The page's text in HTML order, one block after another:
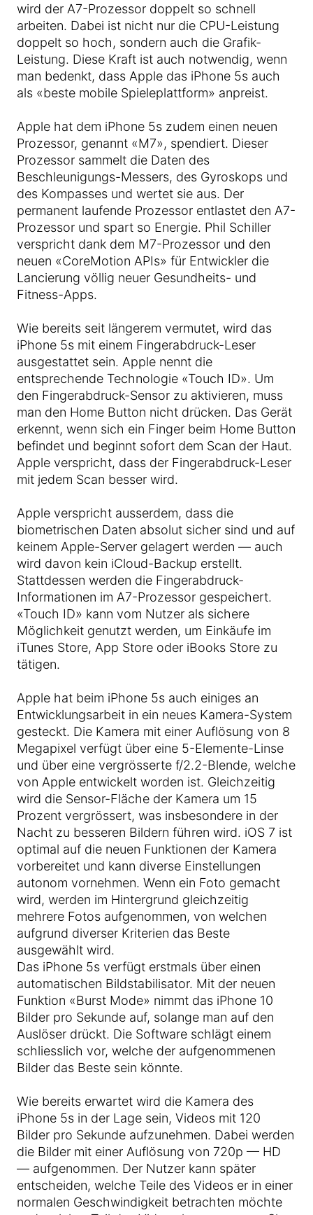
wird der A7-Prozessor doppelt so schnell
arbeiten. Dabei ist nicht nur die CPU-Leistung
doppelt so hoch, sondern auch die Grafik-
Leistung. Diese Kraft ist auch notwendig, wenn
man bedenkt, dass Apple das iPhone 5s auch
als «beste mobile Spieleplattform» anpreist.
Apple hat dem iPhone 5s zudem einen neuen
Prozessor, genannt «M7», spendiert. Dieser
Prozessor sammelt die Daten des
Beschleunigungs-Messers, des Gyroskops und
des Kompasses und wertet sie aus. Der
permanent laufende Prozessor entlastet den A7-
Prozessor und spart so Energie. Phil Schiller
verspricht dank dem M7-Prozessor und den
neuen «CoreMotion APIs» für Entwickler die
Lancierung völlig neuer Gesundheits- und
Fitness-Apps.
Wie bereits seit längerem vermutet, wird das
iPhone 5s mit einem Fingerabdruck-Leser
ausgestattet sein. Apple nennt die
entsprechende Technologie «Touch ID». Um
den Fingerabdruck-Sensor zu aktivieren, muss
man den Home Button nicht drücken. Das Gerät
erkennt, wenn sich ein Finger beim Home Button
befindet und beginnt sofort dem Scan der Haut.
Apple verspricht, dass der Fingerabdruck-Leser
mit jedem Scan besser wird.
Apple verspricht ausserdem, dass die
biometrischen Daten absolut sicher sind und auf
keinem Apple-Server gelagert werden — auch
wird davon kein iCloud-Backup erstellt.
Stattdessen werden die Fingerabdruck-
Informationen im A7-Prozessor gespeichert.
«Touch ID» kann vom Nutzer als sichere
Möglichkeit genutzt werden, um Einkäufe im
iTunes Store, App Store oder iBooks Store zu
tätigen.
Apple hat beim iPhone 5s auch einiges an
Entwicklungsarbeit in ein neues Kamera-System
gesteckt. Die Kamera mit einer Auflösung von 8
Megapixel verfügt über eine 5-Elemente-Linse
und über eine vergrösserte f/2.2-Blende, welche
von Apple entwickelt worden ist. Gleichzeitig
wird die Sensor-Fläche der Kamera um 15
Prozent vergrössert, was insbesondere in der
Nacht zu besseren Bildern führen wird. iOS 7 ist
optimal auf die neuen Funktionen der Kamera
vorbereitet und kann diverse Einstellungen
autonom vornehmen. Wenn ein Foto gemacht
wird, werden im Hintergrund gleichzeitig
mehrere Fotos aufgenommen, von welchen
aufgrund diverser Kriterien das Beste
ausgewählt wird.
Das iPhone 5s verfügt erstmals über einen
automatischen Bildstabilisator. Mit der neuen
Funktion «Burst Mode» nimmt das iPhone 10
Bilder pro Sekunde auf, solange man auf den
Auslöser drückt. Die Software schlägt einem
schliesslich vor, welche der aufgenommenen
Bilder das Beste sein könnte.
Wie bereits erwartet wird die Kamera des
iPhone 5s in der Lage sein, Videos mit 120
Bilder pro Sekunde aufzunehmen. Dabei werden
die Bilder mit einer Auflösung von 720p — HD
— aufgenommen. Der Nutzer kann später
entscheiden, welche Teile des Videos er in einer
normalen Geschwindigkeit betrachten möchte